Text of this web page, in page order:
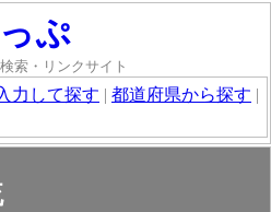
ぷ
索・リンクサイト
力して探す | 都道府県から探す |